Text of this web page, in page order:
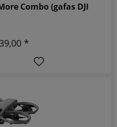
Combo (gafas DJI
*